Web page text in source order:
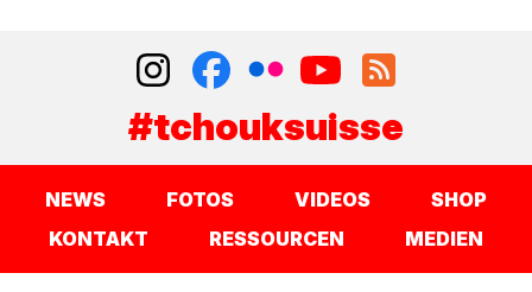
#tchouksuisse
NEWS FOTOS VIDEOS
SHOP
KONTAKT
RESSOURCEN MEDIEN